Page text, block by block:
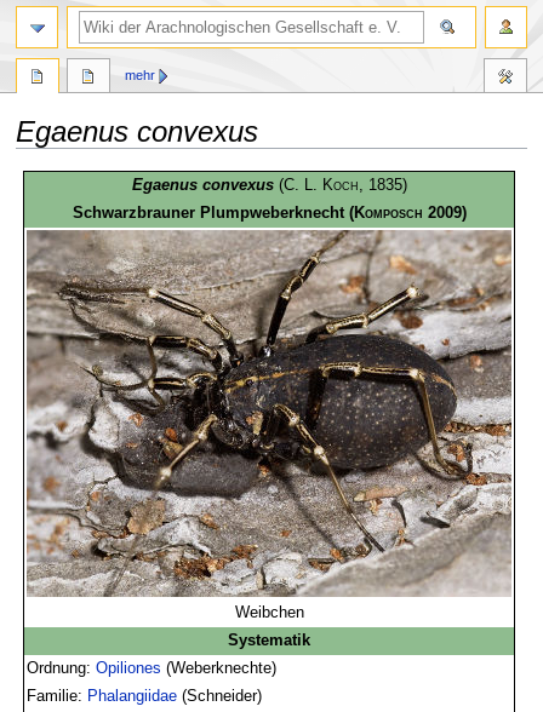
Egaenus convexus
Navigation
springen
springen
Egaenus convexus (C. L. Koch , 1835)
Schwarzbrauner Plumpweberknecht (Komposch 2009)
Weibchen
Systematik
Ordnung:Opiliones (Weberknechte)
Familie: Phalangiidae (Schneider)
mehr